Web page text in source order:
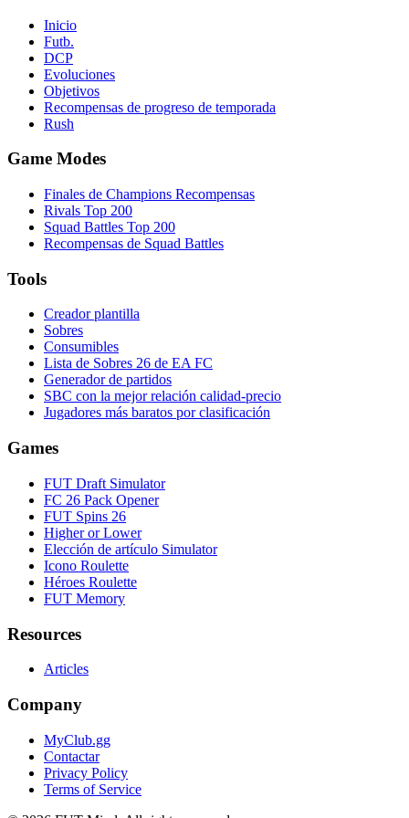
Inicio
Futb.
DCP
Evoluciones
Objetivos
Recompensas de progreso de temporada
Rush
Game Modes
Finales de Champions Recompensas
Rivals Top 200
Squad Battles Top 200
Recompensas de Squad Battles
Tools
Creador plantilla
Sobres
Consumibles
Lista de Sobres 26 de EA FC
Generador de partidos
SBC con la mejor relación calidad-precio
Jugadores más baratos por clasificación
Games
FUT Draft Simulator
FC 26 Pack Opener
FUT Spins 26
Higher or Lower
Elección de artículo Simulator
Icono Roulette
Héroes Roulette
FUT Memory
Resources
Articles
Company
MyClub.gg
Contactar
Privacy Policy
Terms of Service